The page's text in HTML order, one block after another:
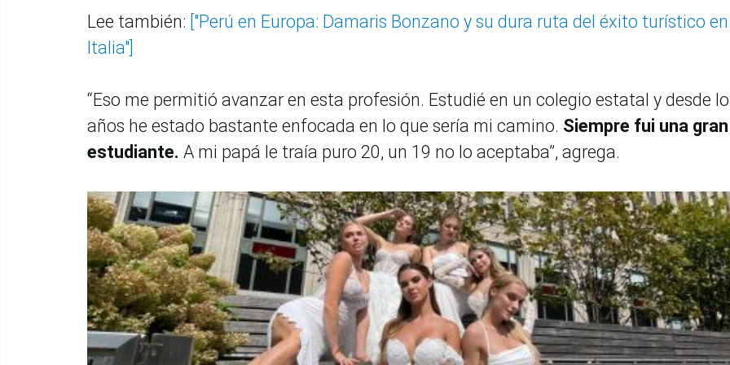
Lee también: ["Perú en Europa: Damaris Bonzano y su dura ruta del éxito turístico en
Italia"]
“Eso me permitió avanzar en esta profesión. Estudié en un colegio estatal y desde
años he estado bastante enfocada en lo que sería mi camino. Siempre fui una gran
estudiante. A mi papá le traía puro 20, un 19 no lo aceptaba”, agrega.